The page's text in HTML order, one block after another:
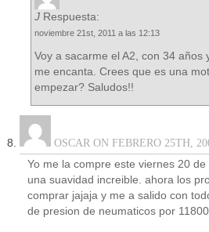
J Respuesta:
noviembre 21st, 2011 a las 12:13
Voy a sacarme el A2, con 34 años
me encanta. Crees que es una
empezar? Saludos!!
OSCAR ON FEBRERO 25TH,
Yo me la compre este viernes 20
una suavidad increible. ahora los
comprar jajaja y me a salido con
de presion de neumaticos por